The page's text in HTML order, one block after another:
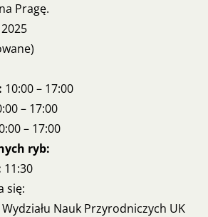
Pragę.
10:00 – 17:00
– 17:00
– 17:00
ryb:
11:30
się:
Nauk Przyrodniczych UK